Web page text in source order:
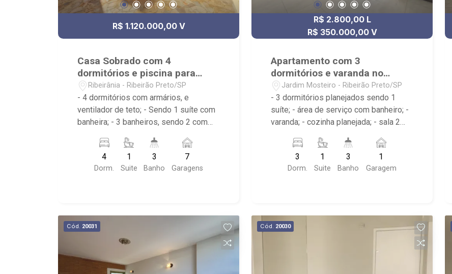
R$ 1.120.000,00 V
Casa Sobrado com 4
dormitórios e piscina para
venda na Ribeirânia
Ribeirânia - Ribeirão Preto/SP
- 4 dormitórios com armários, e
ventilador de teto; - Sendo 1 suíte com
banheira; - 3 banheiros, sendo 2 com
ambientes; - Ventilador de teto; -
Cozinha tradicional planejada; -
Despensa; - Área de serviço; - Varanda;
Iluminação; - Sobrado invertido. -
Próximo ao Novo Shopping, Salsa`s
Restaurante, Assaí Atacadista -
Ribeirão Preto Cantina da Picanha
Restaurante & Chopperia
4
Dorm.
1
Suite
3
Banho
7
Garagens
R$ 2.800,00 L
R$ 350.000,00 V
Apartamento com 3
dormitórios e varanda no
Jardim Mosteiro
Jardim Mosteiro - Ribeirão Preto/SP
- 3 dormitórios planejados sendo 1
suíte; - área de serviço com banheiro; -
varanda; - cozinha planejada; - sala 2
sendo 2 com box e 1 planejado; -
próximo ao Shopping Santa Ursula, Bar
do Nelson, Stone Wall
3
Dorm.
1
Suite
3
Banho
1
Garagem
Cód. 20031 Cód. 20030